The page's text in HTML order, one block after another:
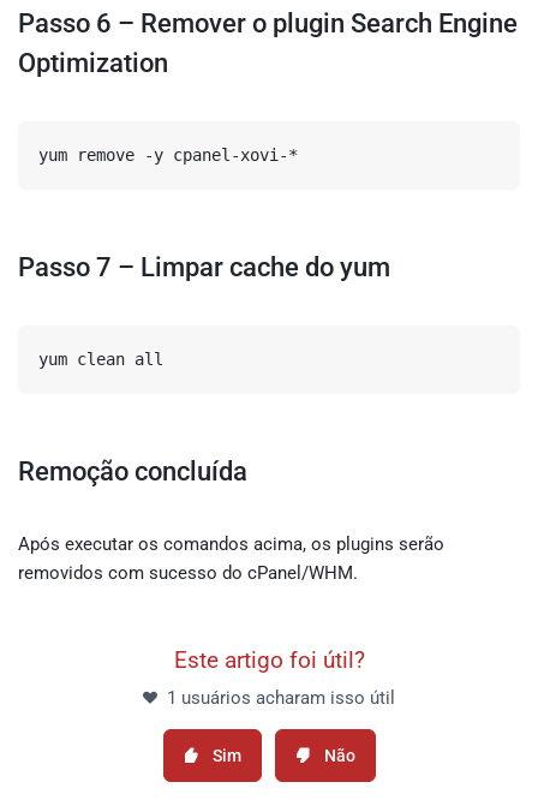
Passo 6 – Remover o plugin Search Engine
Optimization
yum remove -y cpanel-xovi-*
Passo 7 – Limpar cache do yum
yum clean all
Remoção concluída
Após executar os comandos acima, os plugins serão
removidos com sucesso do cPanel/WHM.
Este artigo foi útil?
1 usuários acharam isso útil
Sim Não